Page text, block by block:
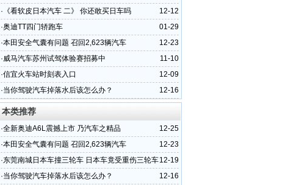
12-12
· 《看软皮日本汽车 二》 你还敢买日车吗
01-29
·奥迪TT四门轿跑车
12-23
·本田安全气囊有问题 召回2,623辆汽车
11-10
·威马汽车苏州试驾体验赛招募中
12-09
·信宜火车站时刻表入口
12-16
·当你驾驶汽车掉落水后该怎么办？
本类推荐
12-25
·全新奥迪A6L震撼上市 乃汽车之精品
12-23
·本田安全气囊有问题 召回2,623辆汽车
12-19
·东莞南城日本车撞三轮车 日本车竟受重伤三轮车
受轻伤
12-16
·当你驾驶汽车掉落水后该怎么办？